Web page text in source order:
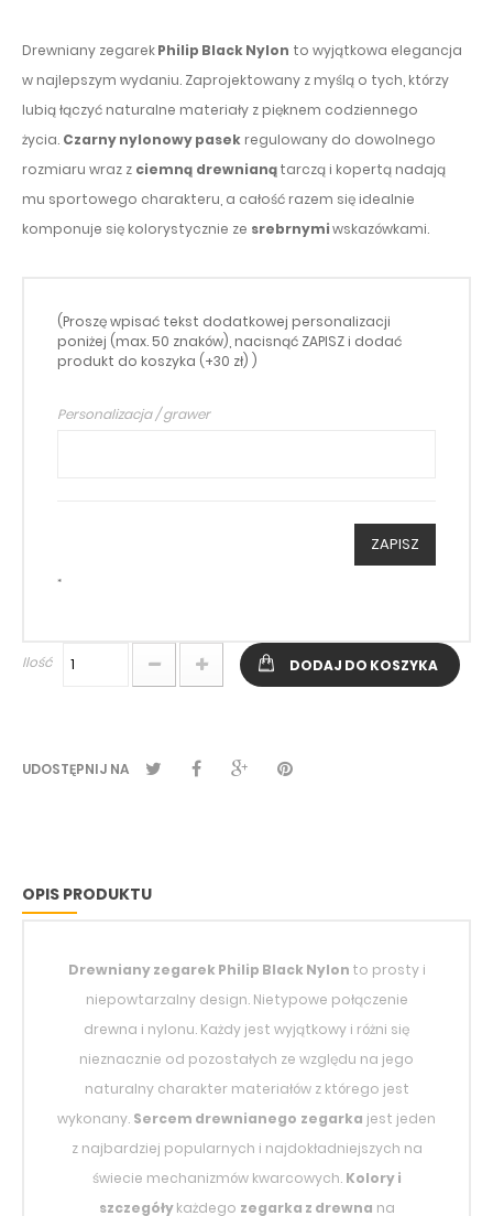
Drewniany zegarekPhilip Black Nylon to wyjątkowa elegancja
w najlepszym wydaniu. Zaprojektowany z myślą o tych, którzy
lubią łączyć naturalne materiały z pięknem codziennego
życia. Czarny nylonowy pasek regulowany do dowolnego
rozmiaru wraz z ciemną drewnianątarczą i kopertą nadają
mu sportowego charakteru, a całość razem się idealnie
komponuje się kolorystycznie ze srebrnymiwskazówkami.
(Proszę wpisać tekst dodatkowej personalizacji
poniżej (max. 50 znaków), nacisnąć ZAPISZ i dodać
produkt do koszyka (+30 zł) )
Personalizacja / grawer
ZAPISZ
*
Ilość DODAJ DO KOSZYKA
UDOSTĘPNIJ NA
OPIS PRODUKTU
Drewniany zegarek Philip Black Nylon to prosty i
niepowtarzalny design. Nietypowe połączenie
drewna i nylonu. Każdy jest wyjątkowy i różni się
nieznacznie od pozostałych ze względu na jego
naturalny charakter materiałów z którego jest
wykonany. Sercem drewnianego zegarka jest jeden
z najbardziej popularnych i najdokładniejszych na
świecie mechanizmów kwarcowych. Kolory i
szczegółykażdego zegarka z drewna na